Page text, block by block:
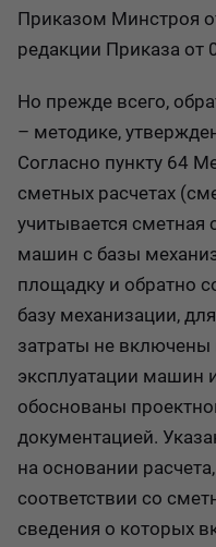
Приказом Минстроя
редакции Приказа
Но прежде всего,
– методике,
Согласно пункту 64
сметных расчетах
учитывается сметная
машин с базы
площадку и обратно
базу механизации,
затраты не
эксплуатации машин
обоснованы
документацией.
на основании
соответствии со
сведения о которых